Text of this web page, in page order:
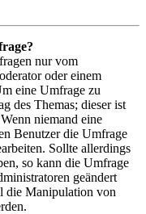
nur vom
oder einem
eine Umfrage zu
des Themas; dieser ist
niemand eine
Benutzer die Umfrage
Sollte allerdings
so kann die Umfrage
geändert
die Manipulation von